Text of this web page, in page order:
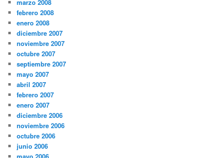
marzo 2008
febrero 2008
enero 2008
diciembre 2007
noviembre 2007
octubre 2007
septiembre 2007
mayo 2007
abril 2007
febrero 2007
enero 2007
diciembre 2006
noviembre 2006
octubre 2006
junio 2006